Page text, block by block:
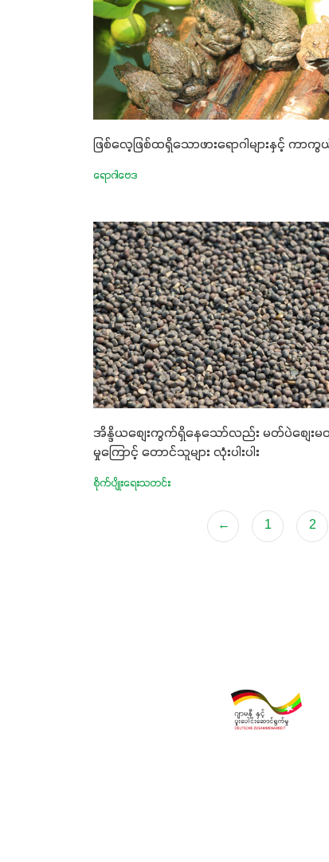
ဖြစ်လေ့ဖြစ်ထရှိသောဖားရောဂါများနှင့် က
ရောဂါဗေဒ
အိန္ဒိယစျေးကွက်ရှိနေသော်လည်း မတ်ပဲစျေးမ
မှုကြောင့် တောင်သူများ လုံးပါးပါး
စိုက်ပျိုးရေးသတင်း
← 1 2